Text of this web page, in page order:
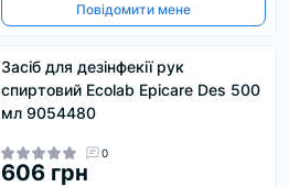
Повідомити мене
Засіб для дезінфекії рук
спиртовий Ecolab Epicare Des 500
мл 9054480
0
606 грн